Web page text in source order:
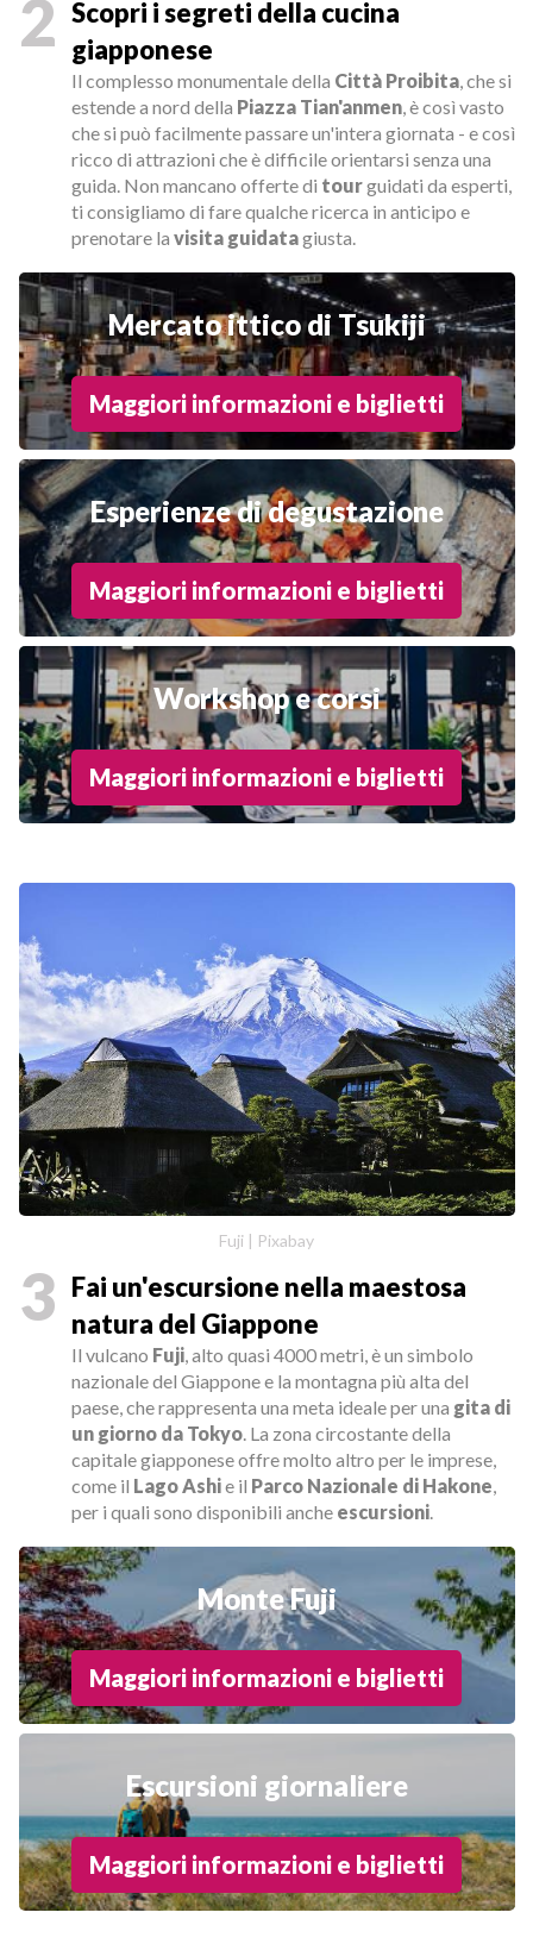
2 Scopri i segreti della cucina
giapponese
Il complesso monumentale della Città Proibita, che si
estende a nord della Piazza Tian'anmen, è così vasto
che si può facilmente passare un'intera giornata - e così
ricco di attrazioni che è difficile orientarsi senza una
guida. Non mancano offerte di tourguidati da esperti,
ti consigliamo di fare qualche ricerca in anticipo e
prenotare la visita guidatagiusta.
Mercato ittico di Tsukiji
Maggiori informazioni e biglietti
Esperienze di degustazione
Maggiori informazioni e biglietti
Workshop e corsi
Maggiori informazioni e biglietti
Fuji | Pixabay
3 Fai un'escursione nella maestosa
natura del Giappone
Il vulcano Fuji, alto quasi 4000 metri, è un simbolo
nazionale del Giappone e la montagna più alta del
paese, che rappresenta una meta ideale per una gita di
un giorno da Tokyo. La zona circostante della
capitale giapponese offre molto altro per le imprese,
come il Lago Ashie il Parco Nazionale di Hakone,
per i quali sono disponibili anche escursioni.
Monte Fuji
Maggiori informazioni e biglietti
Escursioni giornaliere
Maggiori informazioni e biglietti